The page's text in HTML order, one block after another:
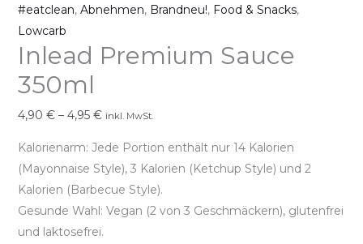
#eatclean, Abnehmen, Brandneu!, Food & Snacks,
Lowcarb
Inlead Premium Sauce
350ml
4,90 €– 4,95 € inkl. MwSt.
Kalorienarm: Jede Portion enthält nur 14 Kalorien
(Mayonnaise Style), 3 Kalorien (Ketchup Style) und 2
Kalorien (Barbecue Style).
Gesunde Wahl: Vegan (2 von 3 Geschmäckern), glutenfrei
und laktosefrei.
Sauce
350ml
quantity